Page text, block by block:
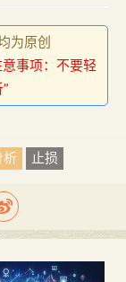
为原创
事项：不要轻
析 止损